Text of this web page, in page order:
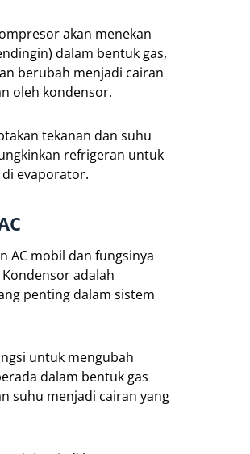
akan menekan
dalam bentuk gas,
berubah menjadi cairan
oleh kondensor.
tekanan dan suhu
refrigeran untuk
evaporator.
AC mobil dan fungsinya
adalah
penting dalam sistem
untuk mengubah
dalam bentuk gas
suhu menjadi cairan yang